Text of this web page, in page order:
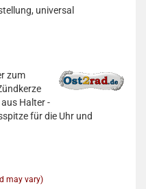
universal
zum
Halter -
für die Uhr und
may vary)